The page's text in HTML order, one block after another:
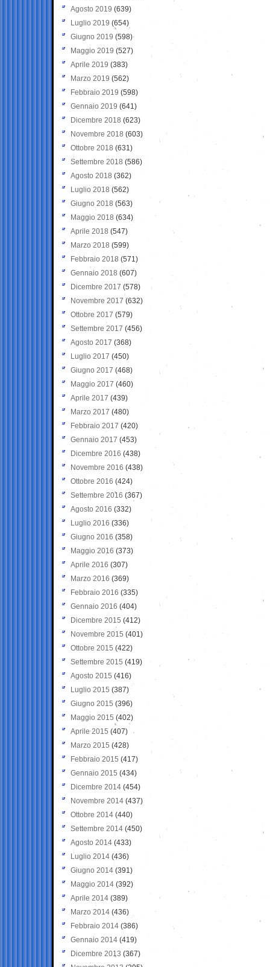
Agosto 2019 (639)
Luglio 2019 (654)
Giugno 2019 (598)
Maggio 2019 (527)
Aprile 2019 (383)
Marzo 2019 (562)
Febbraio 2019 (598)
Gennaio 2019 (641)
Dicembre 2018 (623)
Novembre 2018 (603)
Ottobre 2018 (631)
Settembre 2018 (586)
Agosto 2018 (362)
Luglio 2018 (562)
Giugno 2018 (563)
Maggio 2018 (634)
Aprile 2018 (547)
Marzo 2018 (599)
Febbraio 2018 (571)
Gennaio 2018 (607)
Dicembre 2017 (578)
Novembre 2017 (632)
Ottobre 2017 (579)
Settembre 2017 (456)
Agosto 2017 (368)
Luglio 2017 (450)
Giugno 2017 (468)
Maggio 2017 (460)
Aprile 2017 (439)
Marzo 2017 (480)
Febbraio 2017 (420)
Gennaio 2017 (453)
Dicembre 2016 (438)
Novembre 2016 (438)
Ottobre 2016 (424)
Settembre 2016 (367)
Agosto 2016 (332)
Luglio 2016 (336)
Giugno 2016 (358)
Maggio 2016 (373)
Aprile 2016 (307)
Marzo 2016 (369)
Febbraio 2016 (335)
Gennaio 2016 (404)
Dicembre 2015 (412)
Novembre 2015 (401)
Ottobre 2015 (422)
Settembre 2015 (419)
Agosto 2015 (416)
Luglio 2015 (387)
Giugno 2015 (396)
Maggio 2015 (402)
Aprile 2015 (407)
Marzo 2015 (428)
Febbraio 2015 (417)
Gennaio 2015 (434)
Dicembre 2014 (454)
Novembre 2014 (437)
Ottobre 2014 (440)
Settembre 2014 (450)
Agosto 2014 (433)
Luglio 2014 (436)
Giugno 2014 (391)
Maggio 2014 (392)
Aprile 2014 (389)
Marzo 2014 (436)
Febbraio 2014 (386)
Gennaio 2014 (419)
Dicembre 2013 (367)